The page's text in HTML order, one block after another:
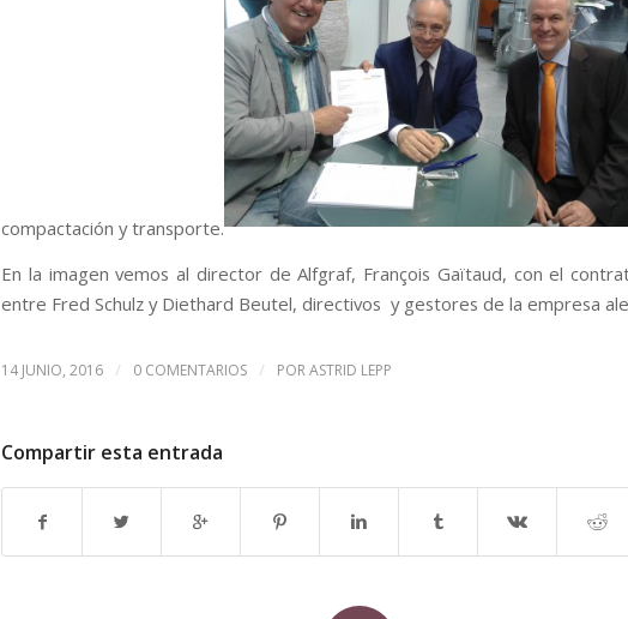
compactación y transporte.
En la imagen vemos al director de Alfgraf, François Gaïtaud, con el
entre Fred Schulz y Diethard Beutel, directivos y gestores de la empresa
14 JUNIO, 2016 / 0 COMENTARIOS / PORASTRID LEPP
Compartir esta entrada